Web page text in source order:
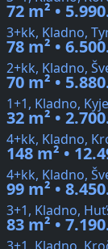
72 m² •
3+kk, Kladno,
78 m² •
2+kk, Kladno,
70 m² •
1+1, Kladno,
32 m² •
4+kk, Kladno,
148 m² •
4+kk, Kladno,
99 m² •
3+1, Kladno,
83 m² •